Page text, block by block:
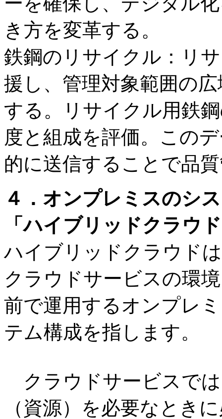
き方を変革する。
鉄鋼のリサイクル：リ
援し、管理対象範囲の
する。リサイクル用鉄
度と組成を評価。この
的に送信することで品
４．オンプレミスのシ
「ハイブリッドクラウ
ハイブリッドクラウド
クラウドサービスの環
前で運用するオンプレ
テム構成を指します。
クラウドサービスで
（資源）を必要なとき